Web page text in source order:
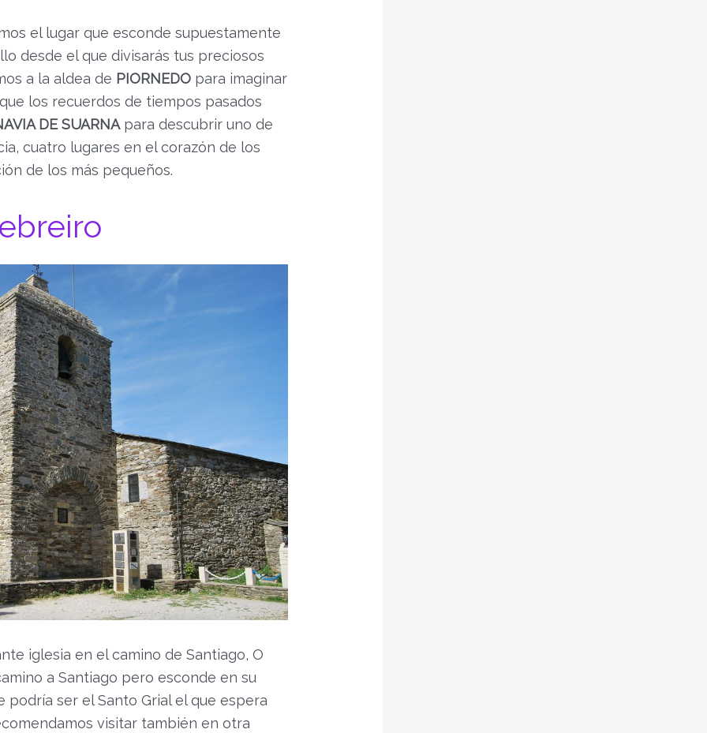
el lugar que esconde supuestamente
desde el que divisarás tus preciosos
a la aldea de PIORNEDO para imaginar
los recuerdos de tiempos pasados
DE SUARNApara descubrir uno de
cuatro lugares en el corazón de los
de los más pequeños.
iglesia en el camino de Santiago, O
a Santiago pero esconde en su
ser el Santo Grial el que espera
visitar también en otra